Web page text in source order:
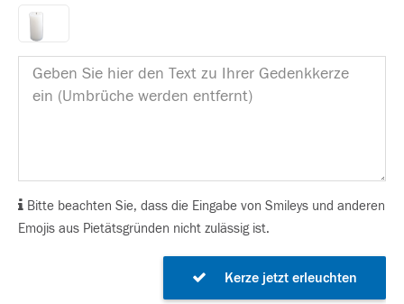
Bitte beachten Sie, dass die Eingabe von Smileys und anderen
Emojis aus Pietätsgründen nicht zulässig ist.
Kerze jetzt erleuchten